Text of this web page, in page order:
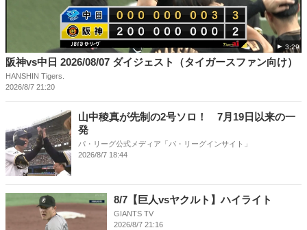
3:29
阪神vs中日 2026/08/07 ダイジェスト（タイガースファン向け）
HANSHIN Tigers.
2026/8/7 21:20
山中稜真が先制の2号ソロ！ 7月19日以来の一
発
パ・リーグ公式メディア「パ・リーグインサイト」
2026/8/7 18:44
8/7【巨人vsヤクルト】ハイライト
GIANTS TV
2026/8/7 21:16